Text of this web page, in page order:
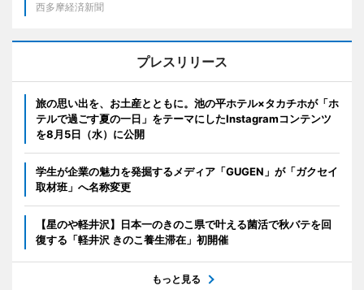
西多摩経済新聞
プレスリリース
旅の思い出を、お土産とともに。池の平ホテル×タカチホが「ホ
テルで過ごす夏の一日」をテーマにしたInstagramコンテンツ
を8月5日（水）に公開
学生が企業の魅力を発掘するメディア「GUGEN」が「ガクセイ
取材班」へ名称変更
【星のや軽井沢】日本一のきのこ県で叶える菌活で秋バテを回
復する「軽井沢 きのこ養生滞在」初開催
もっと見る